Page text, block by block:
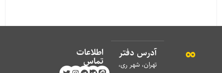
آدرس دفتر
تهران، شهر ری،
اطلاعات
تماس